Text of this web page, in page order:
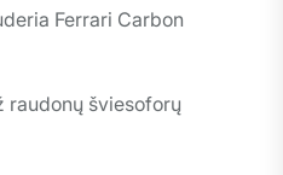
Ferrari Carbon
raudonų šviesoforų